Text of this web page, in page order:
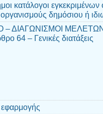
κατάλογοι
δημόσιου ή
– ΔΙΑΓΩΝΙΣΜΟΙ
64 – Γενικές διατάξεις